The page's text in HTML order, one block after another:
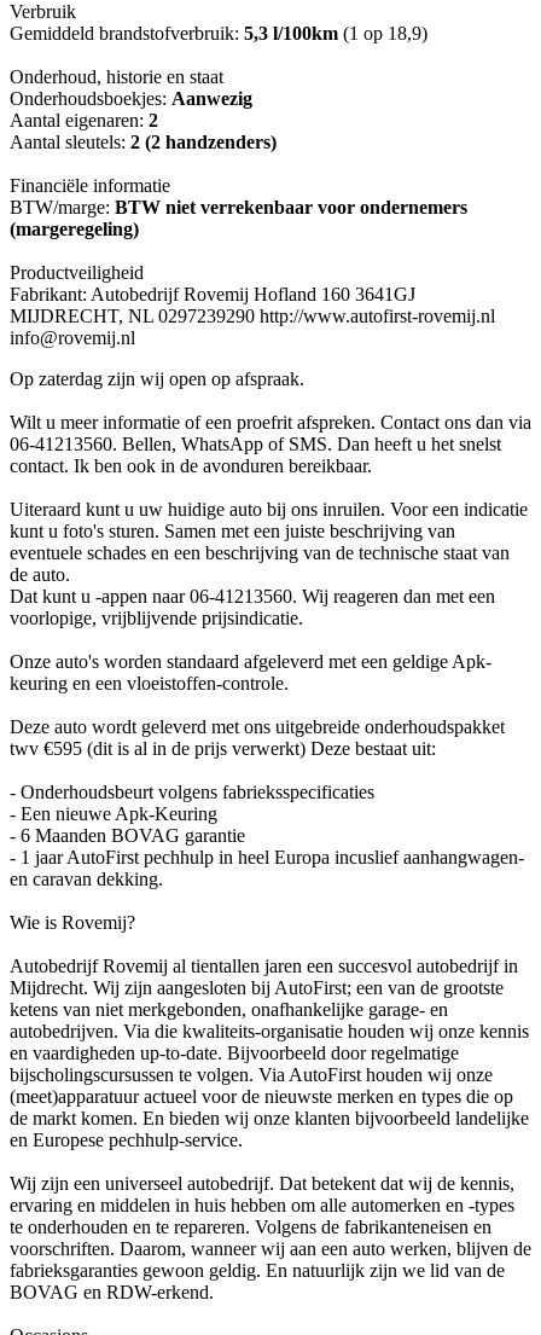
Verbruik
Gemiddeld brandstofverbruik: 5,3 l/100km (1 op 18,9)
Onderhoud, historie en staat
Onderhoudsboekjes: Aanwezig
Aantal eigenaren: 2
Aantal sleutels: 2 (2 handzenders)
Financiële informatie
BTW/marge: BTW niet verrekenbaar voor ondernemers
(margeregeling)
Productveiligheid
Fabrikant: Autobedrijf Rovemij Hofland 160 3641GJ
MIJDRECHT, NL 0297239290 http://www.autofirst-rovemij.nl
info@rovemij.nl
Op zaterdag zijn wij open op afspraak.
Wilt u meer informatie of een proefrit afspreken. Contact ons dan via
06-41213560. Bellen, WhatsApp of SMS. Dan heeft u het snelst
contact. Ik ben ook in de avonduren bereikbaar.
Uiteraard kunt u uw huidige auto bij ons inruilen. Voor een indicatie
kunt u foto's sturen. Samen met een juiste beschrijving van
eventuele schades en een beschrijving van de technische staat van
de auto.
Dat kunt u -appen naar 06-41213560. Wij reageren dan met een
voorlopige, vrijblijvende prijsindicatie.
Onze auto's worden standaard afgeleverd met een geldige Apk-
keuring en een vloeistoffen-controle.
Deze auto wordt geleverd met ons uitgebreide onderhoudspakket
twv €595 (dit is al in de prijs verwerkt) Deze bestaat uit:
- Onderhoudsbeurt volgens fabrieksspecificaties
- Een nieuwe Apk-Keuring
- 6 Maanden BOVAG garantie
- 1 jaar AutoFirst pechhulp in heel Europa incuslief aanhangwagen-
en caravan dekking.
Wie is Rovemij?
Autobedrijf Rovemij al tientallen jaren een succesvol autobedrijf in
Mijdrecht. Wij zijn aangesloten bij AutoFirst; een van de grootste
ketens van niet merkgebonden, onafhankelijke garage- en
autobedrijven. Via die kwaliteits-organisatie houden wij onze kennis
en vaardigheden up-to-date. Bijvoorbeeld door regelmatige
bijscholingscursussen te volgen. Via AutoFirst houden wij onze
(meet)apparatuur actueel voor de nieuwste merken en types die op
de markt komen. En bieden wij onze klanten bijvoorbeeld landelijke
en Europese pechhulp-service.
Wij zijn een universeel autobedrijf. Dat betekent dat wij de kennis,
ervaring en middelen in huis hebben om alle automerken en -types
te onderhouden en te repareren. Volgens de fabrikanteneisen en
voorschriften. Daarom, wanneer wij aan een auto werken, blijven de
fabrieksgaranties gewoon geldig. En natuurlijk zijn we lid van de
BOVAG en RDW-erkend.